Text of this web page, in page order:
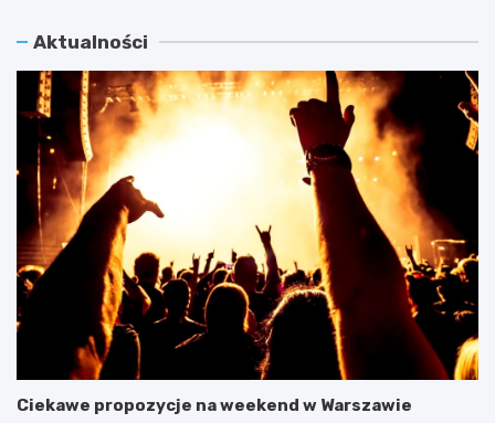
Aktualności
Ciekawe propozycje na weekend w Warszawie